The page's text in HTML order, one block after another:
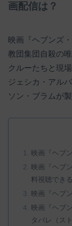
画配信は？
映画『ヘブンズ
教団集団自殺の
クルーたちと現
ジェシカ・アル
ソン・ブラムが
映画『ヘブ
映画『ヘブ
料視聴でき
映画『ヘブ
映画『ヘブ
タバレ（ス